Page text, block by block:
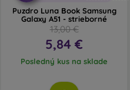
Puzdro Luna Book Samsung
Galaxy A51 - strieborné
13,00 €
5,84 €
Posledný kus na sklade